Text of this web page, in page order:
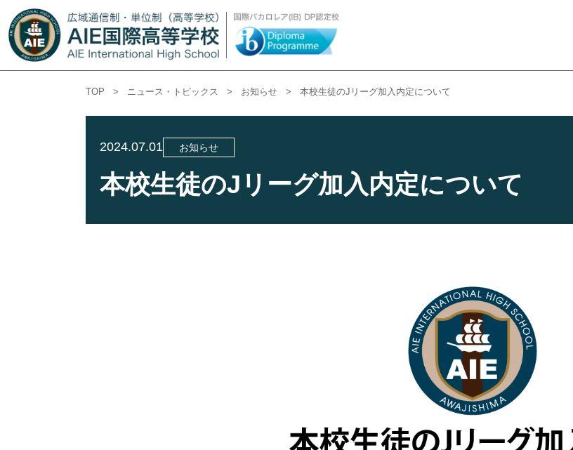
TOP > ニュース・トピックス > お知らせ > 本校生徒のJリーグ加入内定について
2024.07.01 お知らせ
本校生徒のJリーグ加入内定について